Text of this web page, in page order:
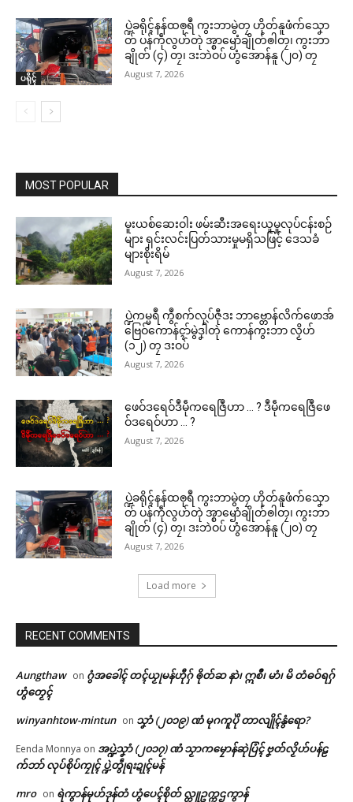
ပရိုၚ်
ပ္ဍဲခရိုၚ်နန်ထၜုရဳ ကွးဘာမွဲတၠ ဟိုတ်နူဖံက်သၞော
တ် ပန်ကဵုလွဟ်တုဲ အ္စာၝောံချိုတ်ၜါတၠ၊ ကွးဘာ
ချိုတ် (၄) တၠ၊ ဒးဘဲဝပ် ဟွံအောန်နူ (၂၀) တၠ
August 7, 2026
MOST POPULAR
မူးယစ်ဆေးဝါး ဖမ်းဆီးအရေးယူမှုလုပ်ငန်းစဉ်
များ ရှင်းလင်းပြတ်သားမှုမရှိသဖြင့် ဒေသခံ
များစိုးရိမ်
August 7, 2026
ပ္ဍဲကမ္မရဳ ကွဳစက်လုပ်ဇီုဒး ဘာဗ္တောန်လိက်ဖောအ်
ဗြေဝ်ကောန်ၚာ်မွဲဒၞါဲတုဲ ကောန်ကွးဘာ လၟိဟ်
(၁၂) တၠ ဒးဝပ်
August 7, 2026
ဖေဝ်ဒရေဝ်ဒဳမဵုကရေဇြဳဟာ … ? ဒဳမဵုကရေဇြဳဖေ
ဝ်ဒရေဝ်ဟာ … ?
August 7, 2026
ပ္ဍဲခရိုၚ်နန်ထၜုရဳ ကွးဘာမွဲတၠ ဟိုတ်နူဖံက်သၞော
တ် ပန်ကဵုလွဟ်တုဲ အ္စာၝောံချိုတ်ၜါတၠ၊ ကွးဘာ
ချိုတ် (၄) တၠ၊ ဒးဘဲဝပ် ဟွံအောန်နူ (၂၀) တၠ
August 7, 2026
Load more
RECENT COMMENTS
Aungthaw on ဂွံအခေါၚ် တၚ်ယၟုမန်ဟီုဂှ် ၜိုတ်ဆ နာဲ၊ ဣစဳ၊ မာံ၊ မိ တံဓဝ်ရဂှ်
ဟွံတၟေၚ်
winyanhtow-mintun on သၞာံ (၂၀၁၉) ဏံ မုဂကူပိုဲ တာလျိုၚ်နွံရော?
Eenda Monnya on အပ္ဍဲသၞာံ (၂၀၁၇) ဏံ သၟာကမၠောန်ဆုဲပြံၚ် ဗၞတ်လၟိဟ်ပန်ဠ
က်ဘာ် လုပ်စိုပ်ကၠုၚ် ပ္ဍဲတွဵုရးဍုၚ်မန်
mro on ရဲကွာန်မုဟ်ဒုန်တံ ဟွံပေၚ်စိုတ် လ္တူဥက္ကဌကွာန်